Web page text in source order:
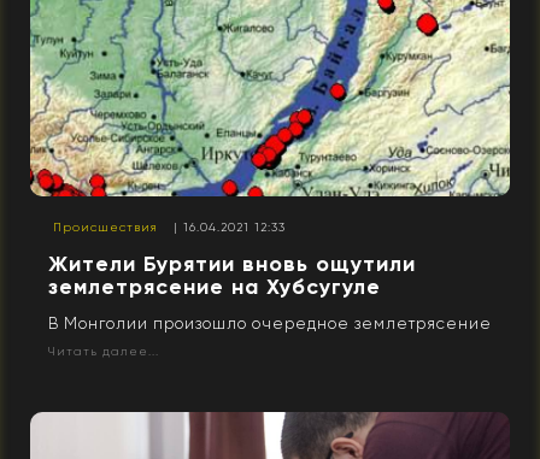
Происшествия | 16.04.2021 12:33
Жители Бурятии вновь ощутили
землетрясение на Хубсугуле
В Монголии произошло очередное землетрясение
Читать далее...